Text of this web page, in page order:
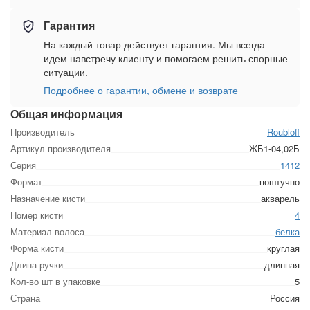
Общая информация
Производитель
Roubloff
Артикул производителя
ЖБ1-04,02Б
Серия
1412
Формат
поштучно
Назначение кисти
акварель
Номер кисти
4
Материал волоса
белка
Форма кисти
круглая
Длина ручки
длинная
Кол-во шт в упаковке
5
Страна
Россия
Гарантия
На каждый товар действует гарантия. Мы всегда
идем навстречу клиенту и помогаем решить спорные
ситуации.
Подробнее о гарантии, обмене и возврате